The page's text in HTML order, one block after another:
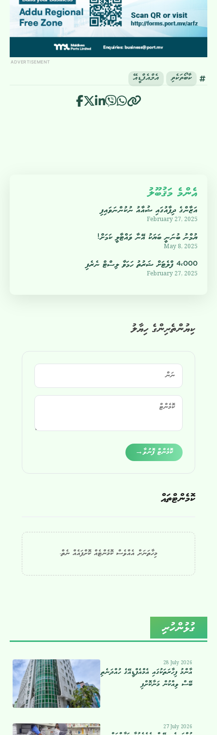
ADVERTISEMENT
ކާބޯތަކެތި އެމްއެފްޑީއޭ
ކިޔުންތެރިންގެ ހިޔާލު
ކޮމެންޓް ފޮނުވާ→
ކޮމެންޓްތައް
މިހާތަނަށް އެއްވެސް ކޮމެންޓެއް ކޮށްފައެއް ނެތް.
އެންމެ މަޤުބޫލު
އަޒާންގެ ދިފާއުގައި ޝުއާއު ނުކުންނަވައިފި
February 27, 2025
ޔުމްނު ބުނަނީ ބަޔަކު އޭނާ ވައްޓާލީ ކަމަށް!
May 8, 2025
4،000 ފްލެޓަށް ޝަރުތު ހަމަވާ ލިސްޓް ނެރެފި
February 27, 2025
ގުޅުންހުރި
28 July 2026
އާންމު ފިހާރަތަކުގައި އެމްއެފްޑީއޭގެ ހުއްދަނެތި
ބޭސް ވިއްކުން މަނާކޮށްފި
27 July 2026